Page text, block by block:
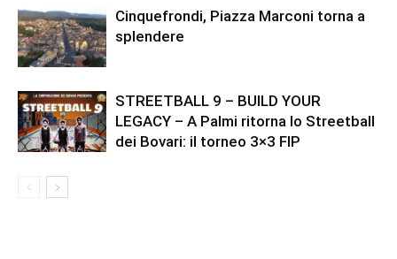
Cinquefrondi, Piazza Marconi torna a
splendere
STREETBALL 9 – BUILD YOUR
LEGACY – A Palmi ritorna lo Streetball
dei Bovari: il torneo 3×3 FIP